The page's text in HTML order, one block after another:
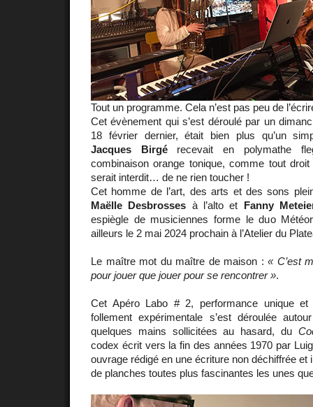
Tout un programme. Cela n’est pas peu de
Cet évènement qui s’est déroulé par un
18 février dernier, était bien plus qu’un
Jacques Birgérecevait en polymathe
combinaison orange tonique, comme tout
serait interdit… de ne rien toucher !
Cet homme de l’art, des arts et des sons
Maëlle Desbrosses à l’alto et Fanny
espiègle de musiciennes forme le duo
ailleurs le 2 mai 2024 prochain à l’Atelier du
Le maître mot du maître de maison :« C’est
pour jouer que jouer pour se rencontrer ».
Cet Apéro Labo # 2, performance unique et
follement expérimentale s’est déroulée
quelques mains sollicitées au hasard, du
codex écrit vers la fin des années 1970 par
ouvrage rédigé en une écriture non déchiffrée et
de planches toutes plus fascinantes les unes